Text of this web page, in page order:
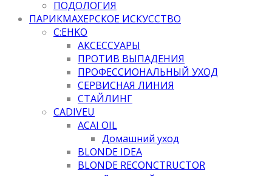
ПОДОЛОГИЯ
ПАРИКМАХЕРСКОЕ ИСКУССТВО
C:EHKO
АКСЕССУАРЫ
ПРОТИВ ВЫПАДЕНИЯ
ПРОФЕССИОНАЛЬНЫЙ УХОД
СЕРВИСНАЯ ЛИНИЯ
СТАЙЛИНГ
CADIVEU
ACAI OIL
Домашний уход
BLONDE IDEA
BLONDE RECONCTRUCTOR